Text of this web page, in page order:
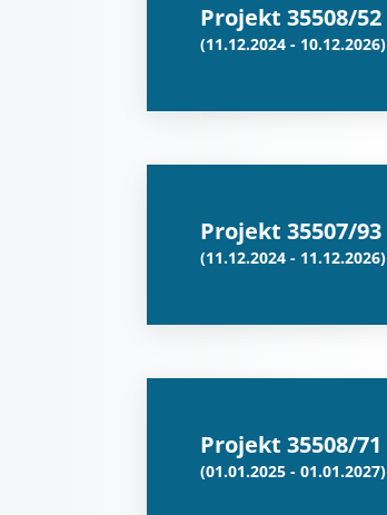
Projekt 35508/52
(11.12.2024 - 10.12.2026)
Projekt 35507/93
(11.12.2024 - 11.12.2026)
Projekt 35508/71
(01.01.2025 - 01.01.2027)